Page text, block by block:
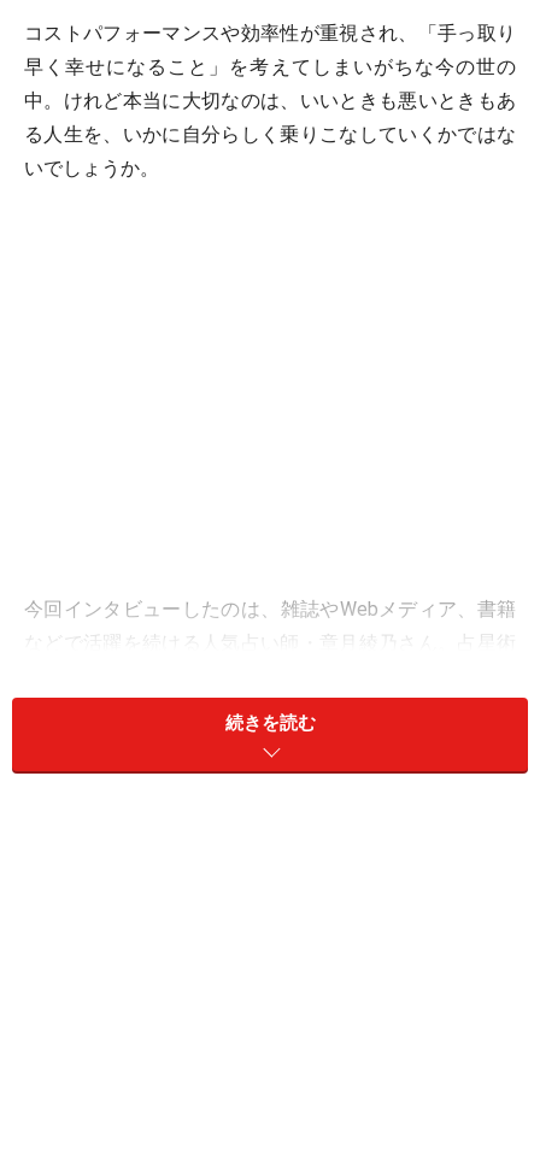
コストパフォーマンスや効率性が重視され、「手っ取り
早く幸せになること」を考えてしまいがちな今の世の
中。けれど本当に大切なのは、いいときも悪いときもあ
る人生を、いかに自分らしく乗りこなしていくかではな
いでしょうか。
今回インタビューしたのは、雑誌やWebメディア、書籍
などで活躍を続ける人気占い師・章月綾乃さん。占星術
た、迷いや葛藤を抱えながら、自分の道を切り開いてき
続きを読む